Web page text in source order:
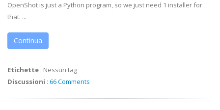
OpenShot is just a Python program, so we just need 1 installer for
that. ...
Continua
Etichette : Nessun tag
Discussioni : 66 Comments